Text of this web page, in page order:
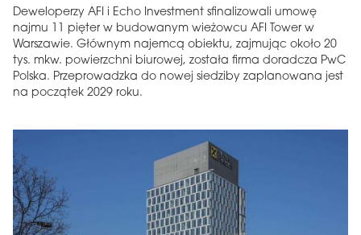
Deweloperzy AFI i Echo Investment sfinalizowali umowę
najmu 11 pięter w budowanym wieżowcu AFI Tower w
Warszawie. Głównym najemcą obiektu, zajmując około 20
tys. mkw. powierzchni biurowej, została firma doradcza PwC
Polska. Przeprowadzka do nowej siedziby zaplanowana jest
na początek 2029 roku.